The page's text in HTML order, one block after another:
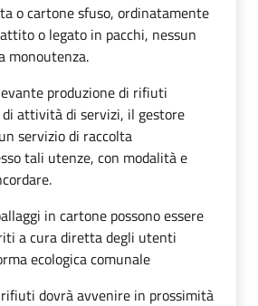
o cartone sfuso, ordinatamente
o legato in pacchi, nessun
monoutenza.
produzione di rifiuti
attività di servizi, il gestore
servizio di raccolta
tali utenze, con modalità e
in cartone possono essere
a cura diretta degli utenti
ecologica comunale
rifiuti dovrà avvenire in prossimità